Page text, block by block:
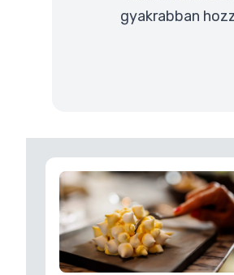
gyakrabban